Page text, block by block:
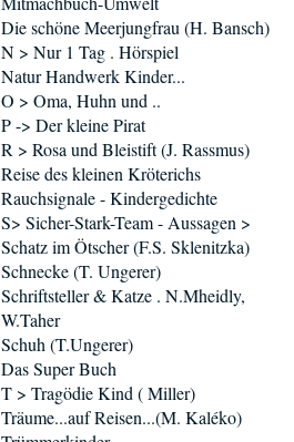
Die schöne Meerjungfrau (H. Bansch)
N > Nur 1 Tag . Hörspiel
Natur Handwerk Kinder...
O > Oma, Huhn und ..
P -> Der kleine Pirat
R > Rosa und Bleistift (J. Rassmus)
Reise des kleinen Kröterichs
Rauchsignale - Kindergedichte
S> Sicher-Stark-Team - Aussagen >
Schatz im Ötscher (F.S. Sklenitzka)
Schnecke (T. Ungerer)
Schriftsteller & Katze . N.Mheidly,
W.Taher
Schuh (T.Ungerer)
Das Super Buch
T > Tragödie Kind ( Miller)
Träume...auf Reisen...(M. Kaléko)